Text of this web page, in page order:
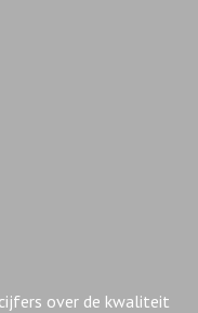
over de kwaliteit